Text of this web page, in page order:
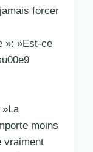
forcer
»: »Est-ce
moins
vraiment